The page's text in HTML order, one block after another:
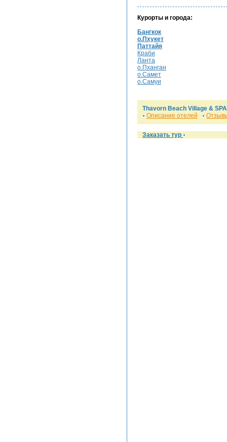
Курорты и города:
Бангкок
о.Пхукет
Паттайя
Краби
Ланта
о.Пханган
о.Самет
о.Самуи
Thavorn Beach Village &
Описание отелей
Заказать тур